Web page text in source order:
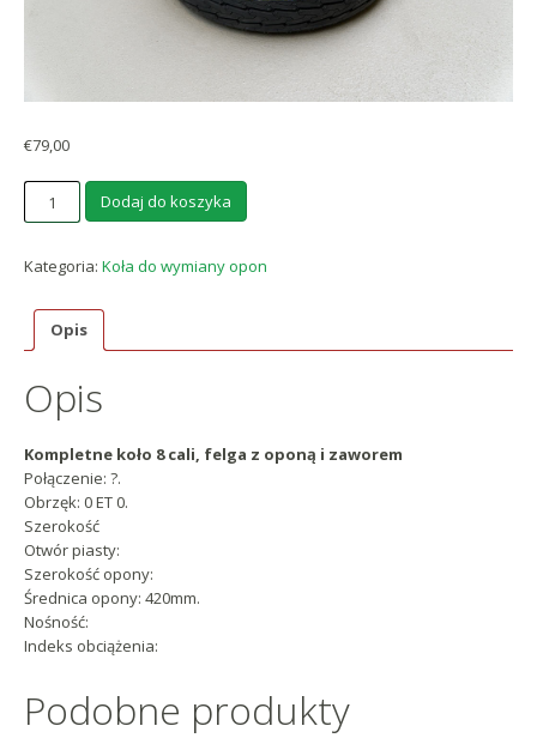
€79,00
ilość
6,5x8
Dodaj do koszyka
Kategoria: Koła do wymiany opon
Opis
Opis
Kompletne koło 8 cali, felga z oponą i zaworem
Połączenie: ?.
Obrzęk: 0 ET 0.
Szerokość
Otwór piasty:
Szerokość opony:
Średnica opony: 420mm.
Nośność:
Indeks obciążenia:
Podobne produkty